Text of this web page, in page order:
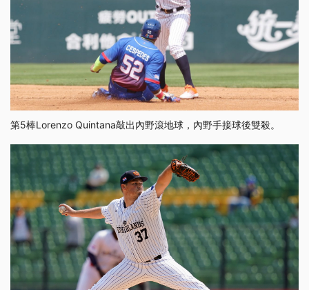
第5棒Lorenzo Quintana敲出內野滾地球，內野手接球後雙殺。